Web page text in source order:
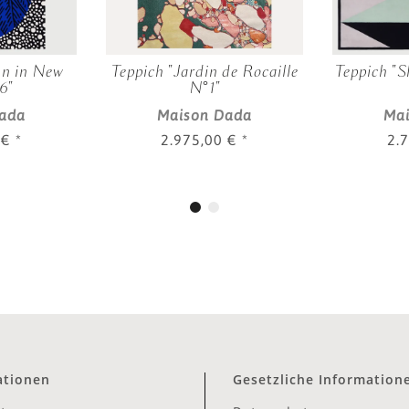
in New
*
Teppich "Jardin de Rocaille
N°1"
Maison Dada
2.975,00 € *
Teppich
Gesetzliche